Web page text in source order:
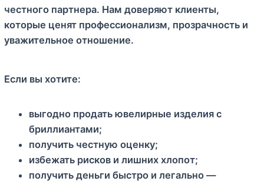
честного партнера. Нам доверяют клиенты,
которые ценят профессионализм, прозрачность и
уважительное отношение.
Если вы хотите:
выгодно продать ювелирные изделия с
бриллиантами;
получить честную оценку;
избежать рисков и лишних хлопот;
получить деньги быстро и легально —